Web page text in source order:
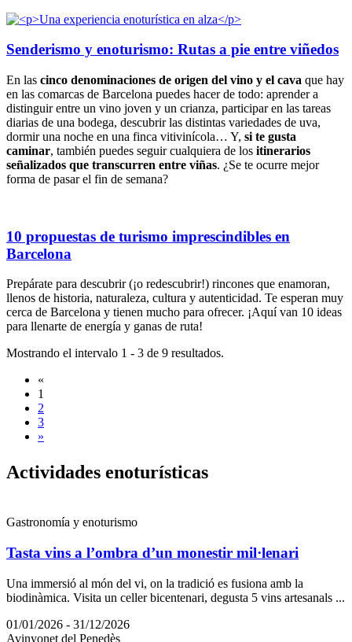
Senderismo y enoturismo: Rutas a pie entre viñedos
En las cinco denominaciones de origen del vino y el cava que hay
en las comarcas de Barcelona puedes hacer de todo: aprender a
distinguir entre un vino joven y un crianza, participar en las tareas
diarias de una bodega, descubrir las distintas variedades de uva,
dormir una noche en una finca vitivinícola… Y, si te gusta
caminar, también puedes seguir cualquiera de los itinerarios
señalizados que transcurren entre viñas. ¿Se te ocurre mejor
forma de pasar el fin de semana?
10 propuestas de turismo imprescindibles en
Barcelona
Prepárate para descubrir (¡o redescubrir!) rincones que enamoran,
llenos de historia, naturaleza, cultura y autenticidad. Te esperan muy
cerca de Barcelona y tienen mucho para ofrecer. ¡Aquí van 10 ideas
para llenarte de energía y ganas de ruta!
Mostrando el intervalo 1 - 3 de 9 resultados.
«
1
2
3
»
Actividades enoturísticas
Gastronomía y enoturismo
Tasta vins a l’ombra d’un monestir mil·lenari
Una immersió al món del vi, on la tradició es fusiona amb la
biodinàmica. Visita un celler bicentenari, degusta 5 vins artesanals ...
01/01/2026 - 31/12/2026
Avinyonet del Penedès